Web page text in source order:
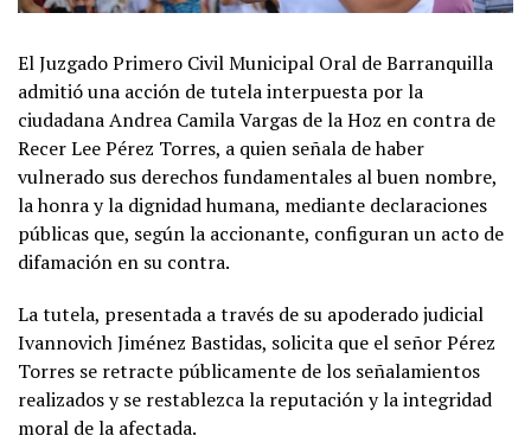
El Juzgado Primero Civil Municipal Oral de Barranquilla
admitió una acción de tutela interpuesta por la
ciudadana Andrea Camila Vargas de la Hoz en contra de
Recer Lee Pérez Torres, a quien señala de haber
vulnerado sus derechos fundamentales al buen nombre,
la honra y la dignidad humana, mediante declaraciones
públicas que, según la accionante, configuran un acto de
difamación en su contra.
La tutela, presentada a través de su apoderado judicial
Ivannovich Jiménez Bastidas, solicita que el señor Pérez
Torres se retracte públicamente de los señalamientos
realizados y se restablezca la reputación y la integridad
moral de la afectada.